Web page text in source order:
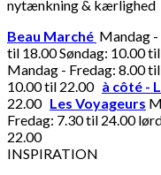
nytænkning & kærlighed
Beau Marché Mandag -
til 18.00 Søndag: 10.00
Mandag - Fredag: 8.00
10.00 til 22.00 à côté -
22.00 Les Voyageurs
Fredag: 7.30 til 24.00
22.00
INSPIRATION